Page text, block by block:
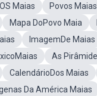
Maias Povos
Mapa DoPovo Maia
ImagemDe Maias
As
CalendárioDos Maias
Da América Maias